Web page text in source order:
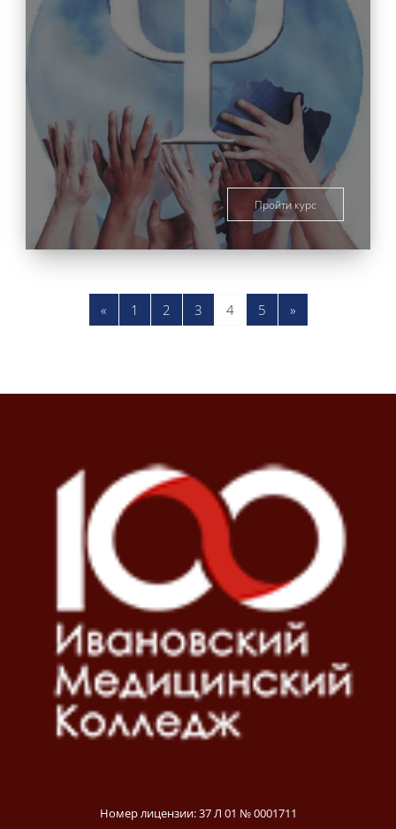
Пройти курс
«Предыдущая страница
1 Страница 1
2 Страница 2
3Страница 3
4Страница 4
5Страница 5
»Следующая
Номер лицензии: 37 Л 01 № 0001711